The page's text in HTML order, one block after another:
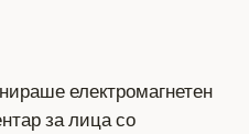
електромагнетен
за лица со